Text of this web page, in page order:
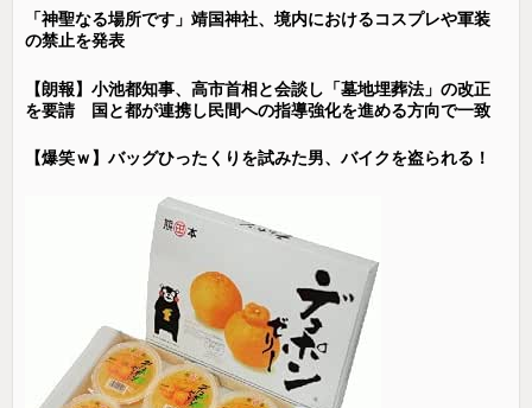
「神聖なる場所です」靖国神社、境内におけるコスプレや軍装
の禁止を発表
【朗報】小池都知事、高市首相と会談し「墓地埋葬法」の改正
を要請 国と都が連携し民間への指導強化を進める方向で一致
【爆笑ｗ】バッグひったくりを試みた男、バイクを盗られる！